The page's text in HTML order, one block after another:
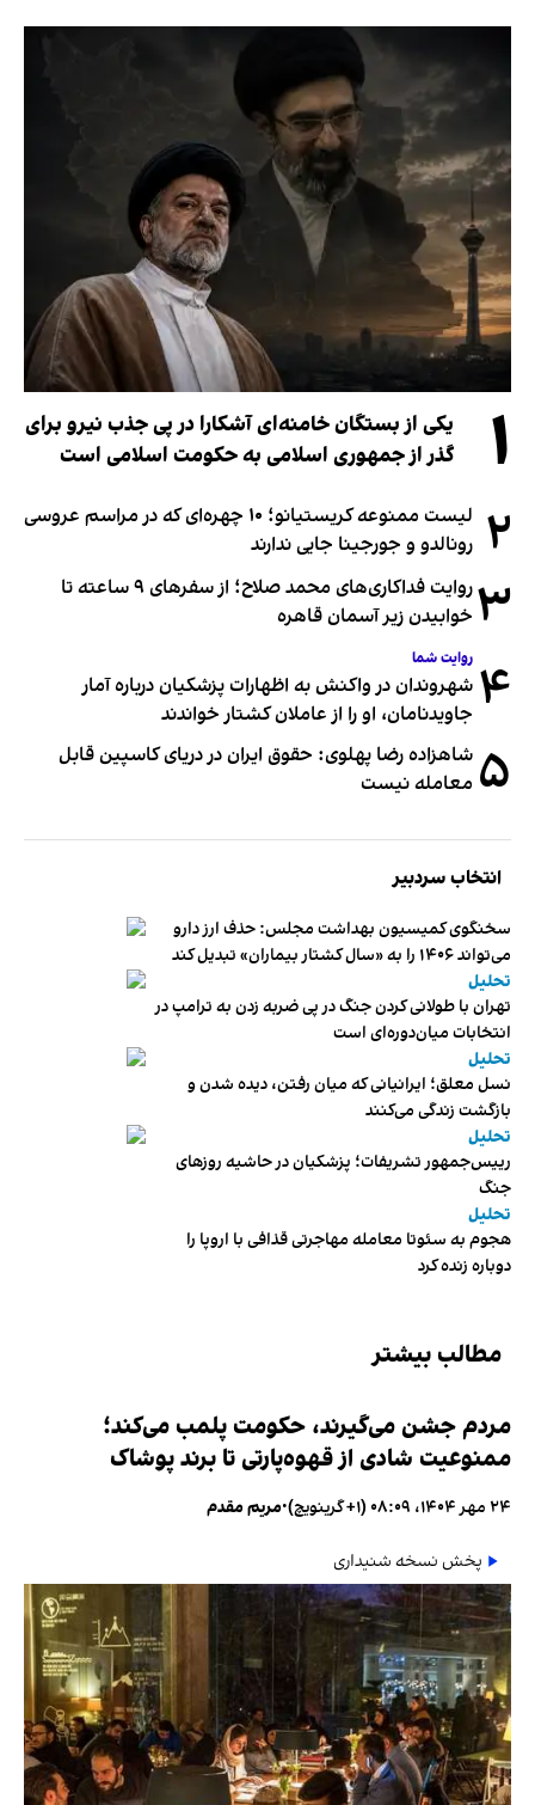
۱
یکی از بستگان خامنه‌ای آشکارا در پی جذب نیرو برای
گذر از جمهوری اسلامی به حکومت اسلامی است
۲
لیست ممنوعه کریستیانو؛ ۱۰ چهره‌ای که در مراسم عروسی
رونالدو و جورجینا جایی ندارند
۳
روایت فداکاری‌های محمد صلاح؛ از سفرهای ۹ ساعته تا
خوابیدن زیر آسمان قاهره
۴ روایت شما
شهروندان در واکنش به اظهارات پزشکیان درباره آمار
جاویدنامان، او را از عاملان کشتار خواندند
۵ شاهزاده رضا پهلوی: حقوق ایران در دریای کاسپین قابل
معامله نیست
انتخاب سردبیر
سخنگوی کمیسیون بهداشت مجلس: حذف ارز دارو
می‌تواند ۱۴۰۶ را به «سال کشتار بیماران» تبدیل کند
تحلیل
تهران با طولانی کردن جنگ در پی ضربه زدن به ترامپ در
انتخابات میان‌دوره‌ای است
تحلیل
نسل معلق؛ ایرانیانی که میان رفتن، دیده شدن و
بازگشت زندگی می‌کنند
تحلیل
رییس‌جمهور تشریفات؛ پزشکیان در حاشیه روزهای
جنگ
تحلیل
هجوم به سئوتا معامله مهاجرتی قذافی با اروپا را
دوباره زنده کرد
مطالب بیشتر
مردم جشن می‌گیرند، حکومت پلمب می‌کند؛
ممنوعیت شادی از قهوه‌پارتی تا برند پوشاک
۲۴ مهر ۱۴۰۴، ۰۸:۰۹ (‎+۱ گرینویچ) •مریم مقدم
پخش نسخه شنیداری